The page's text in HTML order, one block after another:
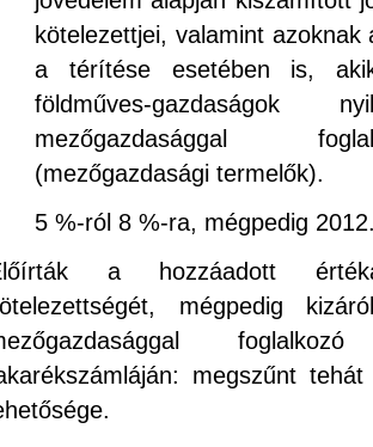
kötelezettjei, valamint
a térítése esetében is,
földműves-gazdaságok
mezőgazdasággal
(mezőgazdasági termelők).
5 %-ról 8 %-ra, mégpedig
a hozzáadott
mégpedig
megszűnt